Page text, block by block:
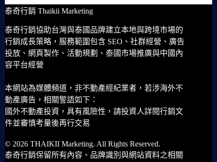
泰奇行銷 Thaikii Marketing
泰奇行銷協助台灣與泰國品牌建立本地與跨境市場的
行銷成長策略，服務範圍包含 SEO、社群經營、廣告
投放、網頁製作、活動規劃、泰國市場推廣與中國內
容平台經營
本網站為媒體頻道，非不動產經紀業者，若涉海外不
動產廣告，相關警語如下：
國外不動產投資，具有風險性，請投資人詳閱行銷文
件並審慎考量後再行交易
© 2026 THAIKII Marketing. All Rights Reserved.
泰奇行銷保留所有內容、品牌識別與網站資料之相關